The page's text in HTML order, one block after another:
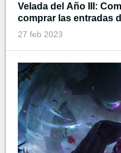
Velada del Año III:
comprar las entradas
27 feb 2023